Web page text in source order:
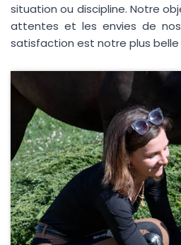
situation ou discipline. Notre
attentes et les envies de
satisfaction est notre plus